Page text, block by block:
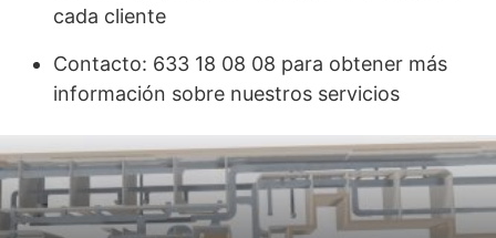
cada cliente
Contacto: 633 18 08 08 para obtener más
información sobre nuestros servicios